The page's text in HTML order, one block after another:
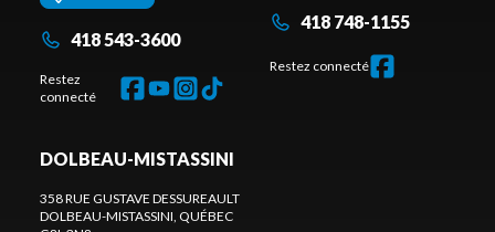
418 543-3600
Restez
connecté
418 748-1155
Restez connecté
DOLBEAU-MISTASSINI
358 RUE GUSTAVE DESSUREAULT
DOLBEAU-MISTASSINI, QUÉBEC